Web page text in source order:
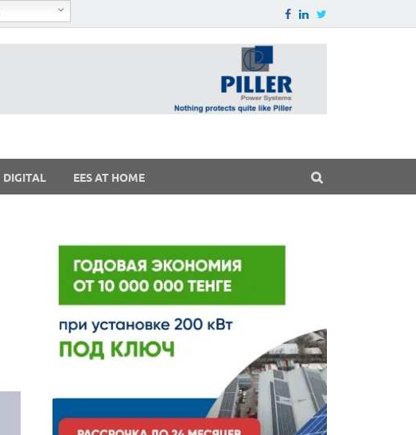
DIGITAL EES AT HOME